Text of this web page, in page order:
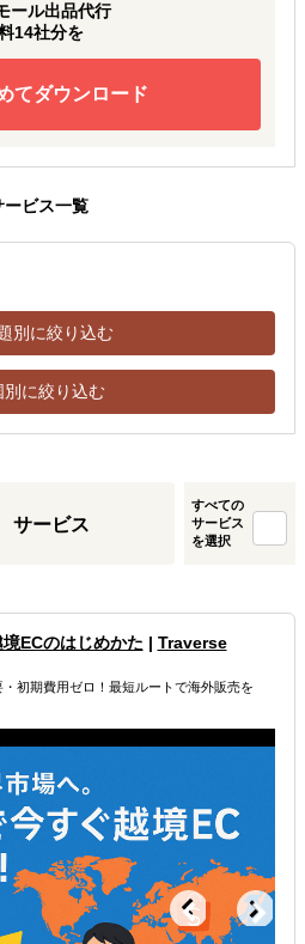
ール出品代行
14社分を
てダウンロード
ービス一覧
別に絞り込む
別に絞り込む
サービス
すべての
サービス
を選択
ECのはじめかた | Traverse
初期費用ゼロ！最短ルートで海外販売を